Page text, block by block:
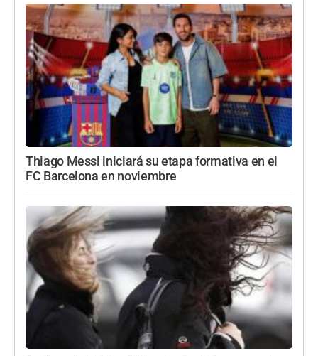
Thiago Messi iniciará su etapa formativa en el
FC Barcelona en noviembre